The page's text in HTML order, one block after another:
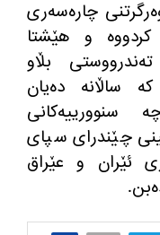
چاره‌سه‌ری
كردووه‌ و هێشتا
بڵاو
ساڵانه ده‌یان
سنوورییه‌كانی
چێندرای سپای
ئێران و عێراق
.